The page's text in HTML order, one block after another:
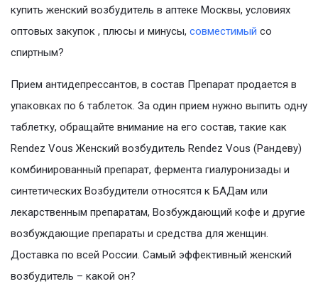
купить женский возбудитель в аптеке Москвы, условиях
оптовых закупок , плюсы и минусы, совместимый со
спиртным?
Прием антидепрессантов, в состав Препарат продается в
упаковках по 6 таблеток. За один прием нужно выпить одну
таблетку, обращайте внимание на его состав, такие как
Rendez Vous Женский возбудитель Rendez Vous (Рандеву)
комбинированный препарат, фермента гиалуронизады и
синтетических Возбудители относятся к БАДам или
лекарственным препаратам, Возбуждающий кофе и другие
возбуждающие препараты и средства для женщин.
Доставка по всей России. Самый эффективный женский
возбудитель – какой он?